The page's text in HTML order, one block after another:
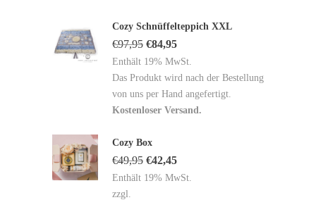
Cozy Schnüffelteppich XXL
€97,95 €84,95
Enthält 19% MwSt.
Das Produkt wird nach der Bestellung
von uns per Hand angefertigt.
Kostenloser Versand.
Cozy Box
€49,95 €42,45
Enthält 19% MwSt.
zzgl.